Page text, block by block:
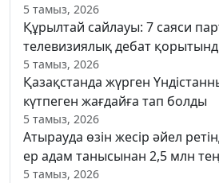
5 тамыз, 2026
Құрылтай сайлауы: 7 саяси
телевизиялық дебат
5 тамыз, 2026
Қазақстанда жүрген
күтпеген жағдайға тап болды
5 тамыз, 2026
Атырауда өзін жесір әйел
ер адам танысынан 2,5 млн
5 тамыз, 2026